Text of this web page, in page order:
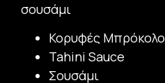
σουσάμι
Κορυφές Μπρόκολο
Tahini Sauce
Σουσάμι